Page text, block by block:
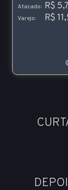
Atacado: R$
Varejo: R$